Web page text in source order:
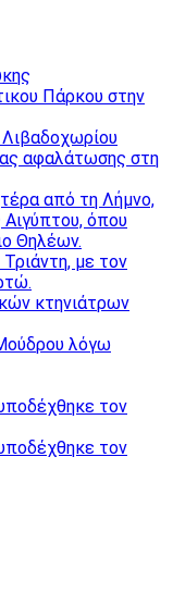
Πάρκου στην
Λιβαδοχωρίου
αφαλάτωσης στη
από τη Λήμνο,
Αιγύπτου, όπου
Θηλέων.
με τον
κτηνιάτρων
λόγω
τον
τον